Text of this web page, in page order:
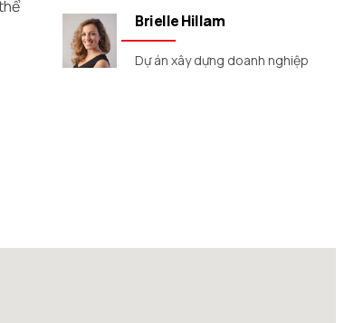
khách hàng rất tuyệt vời và giá cả hợp lý.
Tôi chắc chắn sẽ giới thiệu công ty này
cho bất kỳ ai đang tìm kiếm ống vỏ.